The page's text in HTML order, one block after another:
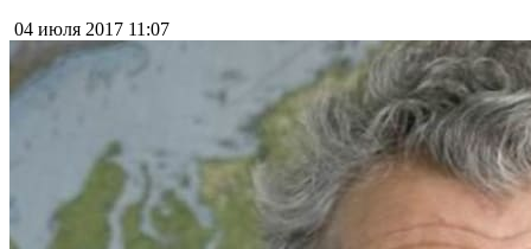
04 июля 2017 11:07